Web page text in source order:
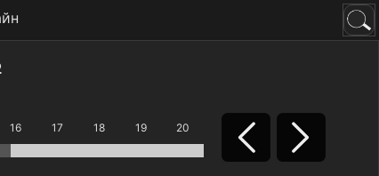
16 17 18 19 20